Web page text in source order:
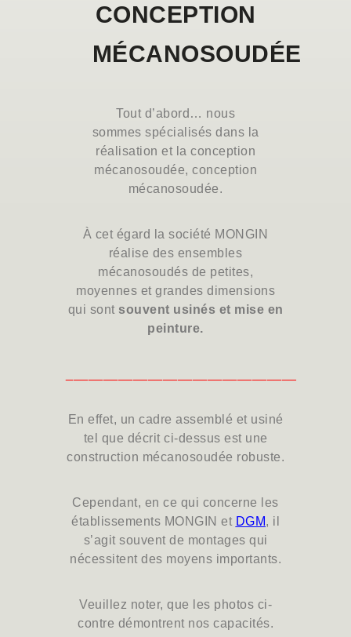
CONCEPTION
MÉCANOSOUDÉE
Tout d’abord… nous
sommes spécialisés dans la
réalisation et la conception
mécanosoudée, conception
mécanosoudée.
À cet égard la société MONGIN
réalise des ensembles
mécanosoudés de petites,
moyennes et grandes dimensions
qui sont souvent usinés et mise en
peinture.
En effet, un cadre assemblé et usiné
tel que décrit ci-dessus est une
construction mécanosoudée robuste.
Cependant, en ce qui concerne
les
établissements MONGIN et DGM, il
s’agit souvent de montages qui
nécessitent des moyens importants.
Veuillez noter, que les photos ci-
contre démontrent nos capacités.